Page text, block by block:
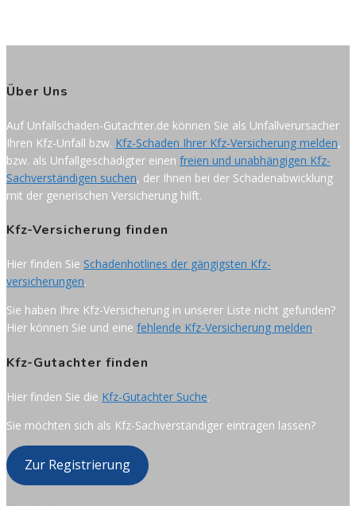
Über Uns
Auf Unfallschaden-Gutachter.de können Sie als Unfallverursacher
Ihren Kfz-Unfall bzw. Kfz-Schaden Ihrer Kfz-Versicherung melden,
bzw. als Unfallgeschädigter einen freien und unabhängigen Kfz-
Sachverständigen suchen, der Ihnen bei der Schadenabwicklung
mit der generischen Versicherung hilft.
Kfz-Versicherung finden
Hier finden Sie Schadenhotlines der gängigsten Kfz-
versicherungen.
Sie haben Ihre Kfz-Versicherung in unserer Liste nicht gefunden?
Hier können Sie und eine fehlende Kfz-Versicherung melden.
Kfz-Gutachter finden
Hier finden Sie die Kfz-Gutachter Suche.
Sie möchten sich als Kfz-Sachverständiger eintragen lassen?
Zur Registrierung